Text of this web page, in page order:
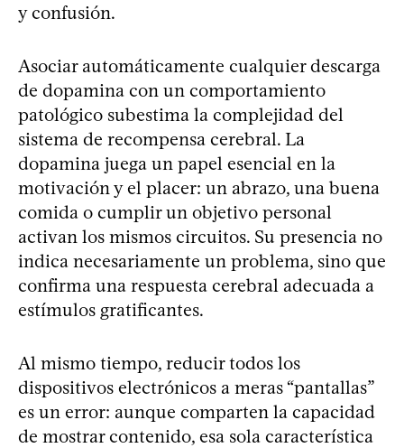
y confusión.
Asociar automáticamente cualquier descarga
de dopamina con un comportamiento
patológico subestima la complejidad del
sistema de recompensa cerebral. La
dopamina juega un papel esencial en la
motivación y el placer: un abrazo, una buena
comida o cumplir un objetivo personal
activan los mismos circuitos. Su presencia no
indica necesariamente un problema, sino que
confirma una respuesta cerebral adecuada a
estímulos gratificantes.
Al mismo tiempo, reducir todos los
dispositivos electrónicos a meras “pantallas”
es un error: aunque comparten la capacidad
de mostrar contenido, esa sola característica